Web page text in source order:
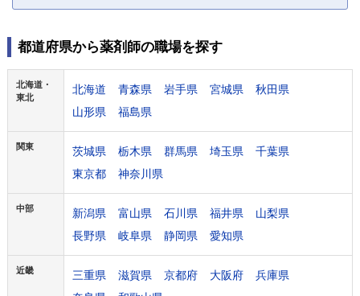
都道府県から薬剤師の職場を探す
北海道・
東北
北海道 青森県 岩手県 宮城県
秋田県
山形県
福島県
関東 茨城県 栃木県 群馬県 埼玉県
千葉県
東京都
神奈川県
中部 新潟県 富山県 石川県 福井県
山梨県
長野県
岐阜県 静岡県 愛知県
近畿 三重県 滋賀県 京都府 大阪府
兵庫県